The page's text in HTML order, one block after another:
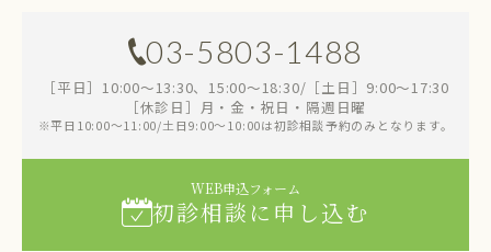
03-5803-1488
［平日］10:00～13:30、15:00～18:30/［土日］9:00～17:30
［休診日］月・金・祝日・隔週日曜
※平日10:00～11:00/土日9:00～10:00は初診相談予約のみとなります。
WEB申込フォーム
初診相談に申し込む